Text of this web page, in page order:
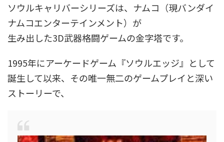
ソウルキャリバーシリーズは、ナムコ（現バンダイ
ナムコエンターテインメント）が
生み出した3D武器格闘ゲームの金字塔です。
1995年にアーケードゲーム『ソウルエッジ』として
誕生して以来、その唯一無二のゲームプレイと深い
ストーリーで、